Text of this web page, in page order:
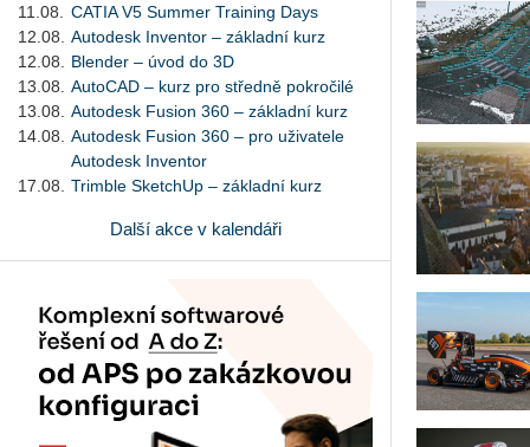
11.08.
CATIA V5 Summer Training Days
12.08.
Autodesk Inventor – základní kurz
12.08.
Blender – úvod do 3D
13.08.
AutoCAD – kurz pro středně pokročilé
13.08.
Autodesk Fusion 360 – základní kurz
14.08.
Autodesk Fusion 360 – pro uživatele
Autodesk Inventor
17.08.
Trimble SketchUp – základní kurz
Další akce v kalendáři